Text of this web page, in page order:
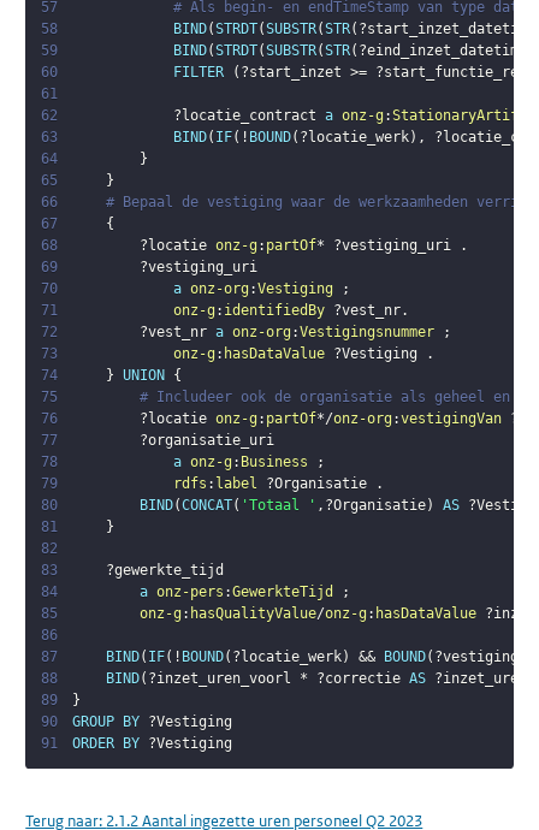
57
# Als begin- en endTimeStamp van type
58
BIND(STRDT(SUBSTR(STR( ?start_inzet_datetime
59
BIND(STRDT(SUBSTR(STR( ?eind_inzet_datetime
60
FILTER ( ?start_inzet >=
61
62
?locatie_contract a onz-g :
63
BIND( IF( ! BOUND( ?locatie_werk) ,
64
}
65
}
66
# Bepaal de vestiging waar de werkzaamheden
67
{
68
?locatie onz-g : partOf* ?vestiging_uri
.
69
?vestiging_uri
70
a onz-org :Vestiging
;
71
onz-g : identifiedBy ?vest_nr.
72
?vest_nr a onz-org :Vestigingsnummer
;
73
onz-g : hasDataValue ?Vestiging
.
74
} UNION
{
75
# Includeer ook de organisatie als geheel en
76
?locatie onz-g : partOf*/onz-org :vestigingVan
77
?organisatie_uri
78
a onz-g : Business
;
79
rdfs : label ?Organisatie
.
80
BIND(CONCAT( 'Totaal ' , ?Organisatie) AS
81
}
82
83
?gewerkte_tijd
84
a onz-pers :GewerkteTijd
;
85
onz-g : hasQualityValue/onz-g : hasDataValue
86
87
BIND( IF( ! BOUND( ?locatie_werk) && BOUND(
88
BIND( ?inzet_uren_voorl * ?correctie AS ?inzet_uren
89
}
90
GROUP BY ?Vestiging
91
ORDER BY ?Vestiging
Terug naar: 2.1.2 Aantal ingezette uren personeel Q2 2023